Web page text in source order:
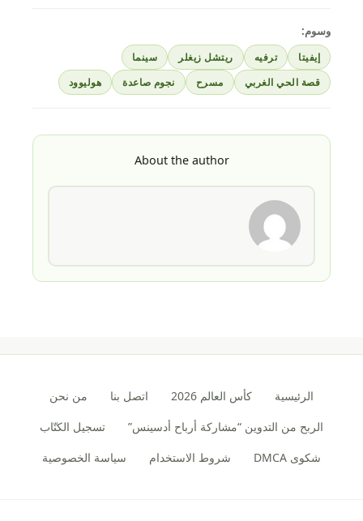
وسوم:
إيفيتا ترفيه ريتشل زيغلر
سينما
قصة الحي الغربي
مسرح نجوم صاعدة هوليوود
About the author
الرئيسية كأس العالم 2026 اتصل بنا
من نحن
الربح من التدوين “مشاركة أرباح أدسينس”
تسجيل الكتّاب
شكوى DMCA
شروط الاستخدام سياسة الخصوصية